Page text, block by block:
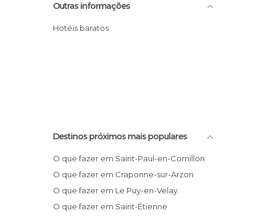
Outras informações
Hotéis baratos
Destinos próximos mais populares
O que fazer em Saint-Paul-en-Cornillon
O que fazer em Craponne-sur-Arzon
O que fazer em Le Puy-en-Velay
O que fazer em Saint-Étienne